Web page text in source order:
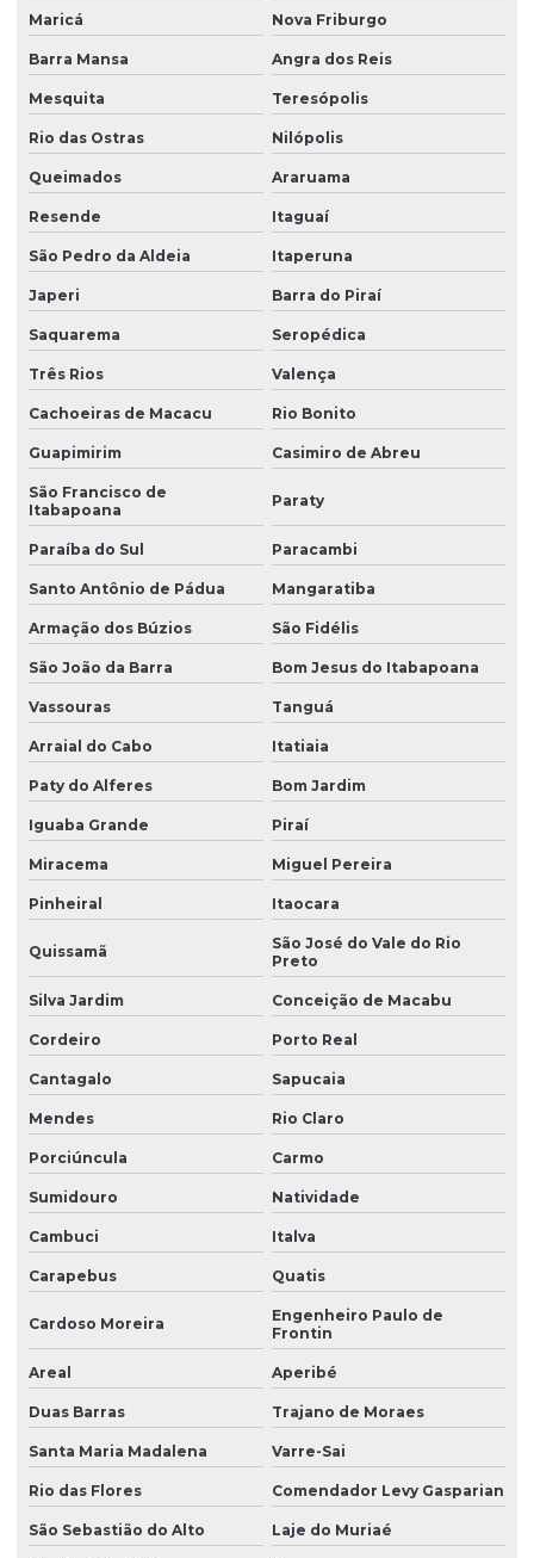
Maricá Nova Friburgo
Barra Mansa Angra dos Reis
Mesquita Teresópolis
Rio das Ostras Nilópolis
Queimados Araruama
Resende Itaguaí
São Pedro da Aldeia Itaperuna
Japeri Barra do Piraí
Saquarema Seropédica
Três Rios Valença
Cachoeiras de Macacu Rio Bonito
Guapimirim Casimiro de Abreu
São Francisco de
Itabapoana
Paraty
Paraíba do Sul Paracambi
Santo Antônio de Pádua Mangaratiba
Armação dos Búzios São Fidélis
São João da Barra Bom Jesus do Itabapoana
Vassouras Tanguá
Arraial do Cabo Itatiaia
Paty do Alferes Bom Jardim
Iguaba Grande Piraí
Miracema Miguel Pereira
Pinheiral Itaocara
Quissamã
São José do Vale do Rio
Preto
Silva Jardim Conceição de Macabu
Cordeiro Porto Real
Cantagalo Sapucaia
Mendes Rio Claro
Porciúncula Carmo
Sumidouro Natividade
Cambuci Italva
Carapebus Quatis
Cardoso Moreira
Engenheiro Paulo de
Frontin
Areal Aperibé
Duas Barras Trajano de Moraes
Santa Maria Madalena Varre-Sai
Rio das Flores Comendador Levy Gasparian
São Sebastião do Alto Laje do Muriaé